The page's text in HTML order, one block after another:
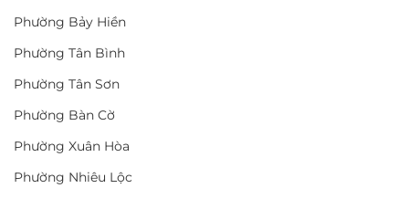
Phường Bảy Hiền
Phường Tân Bình
Phường Tân Sơn
Phường Bàn Cờ
Phường Xuân Hòa
Phường Nhiêu Lộc